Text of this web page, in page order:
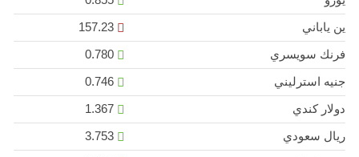
ين ياباني
157.23
فرنك سويسري
0.780
جنيه استرليني
0.746
دولار كندي
1.367
ريال سعودي
3.753